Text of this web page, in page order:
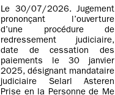
Le 30/07/2026. Jugement
prononçant l’ouverture
d’une procédure de
redressement judiciaire,
date de cessation des
paiements le 30 janvier
2025, désignant mandataire
judiciaire Selarl Asteren
Prise en la Personne de Me